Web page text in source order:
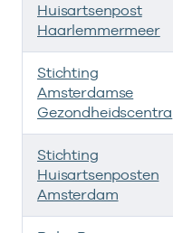
Huisartsenpost
Haarlemmermeer
Stichting
Amsterdamse
Gezondheidscentra
Stichting
Huisartsenposten
Amsterdam